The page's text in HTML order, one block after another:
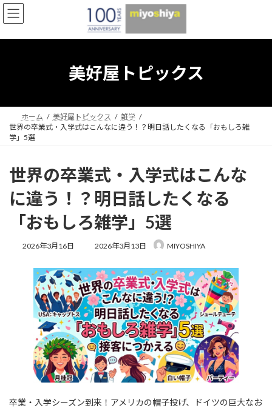
コ
ン
ン
ナ
ビ
ー
美好屋トピックス
ホーム 美好屋トピックス
雑学
世界の卒業式・入学式はこんなに違う！？明日話したくなる「おもしろ雑
学」5選
世界の卒業式・入学式はこんな
に違う！？明日話したくなる
「おもしろ雑学」5選
2026年3月16日
最
新
日
時
:
2026年3月13日 MIYOSHIYA
卒業・入学シーズン到来！アメリカの帽子投げ、ドイツの巨大なお